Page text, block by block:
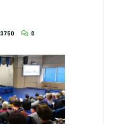
3750 0